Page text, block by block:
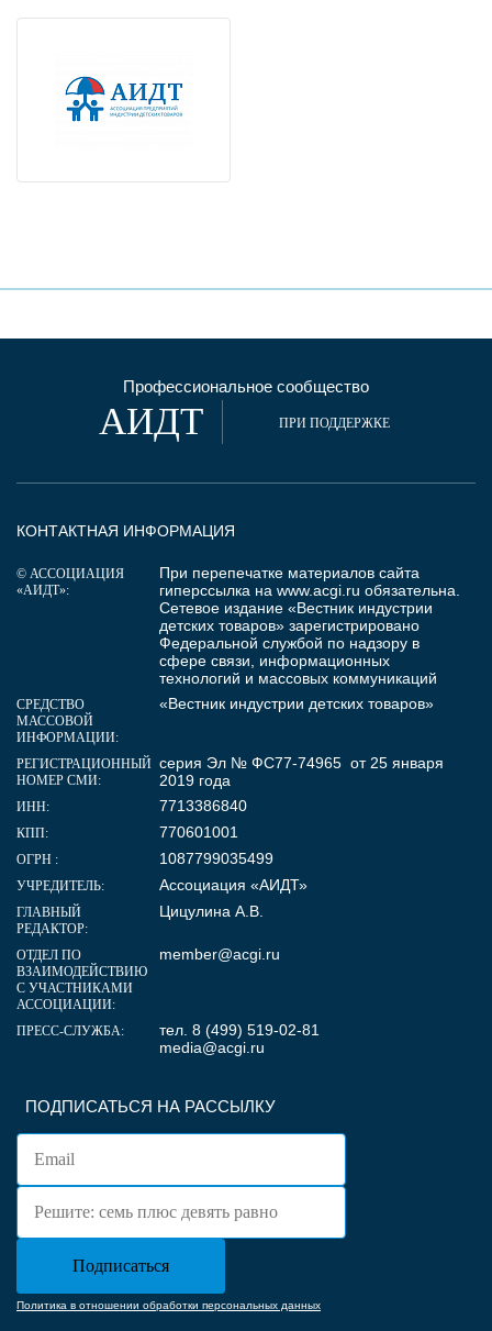
Профессиональное сообщество
АИДТ ПРИ ПОДДЕРЖКЕ
ПОДПИСАТЬСЯ НА РАССЫЛКУ
Политика в отношении обработки персональных данных
КОНТАКТНАЯ ИНФОРМАЦИЯ
© АССОЦИАЦИЯ
«АИДТ»:
При перепечатке материалов сайта
гиперссылка на www.acgi.ru обязательна.
Сетевое издание «Вестник индустрии
детских товаров» зарегистрировано
Федеральной службой по надзору в
сфере связи, информационных
технологий и массовых коммуникаций
СРЕДСТВО
МАССОВОЙ
ИНФОРМАЦИИ:
«Вестник индустрии детских товаров»
РЕГИСТРАЦИОННЫЙ
НОМЕР СМИ:
серия Эл № ФС77-74965 от 25 января
2019 года
ИНН: 7713386840
КПП: 770601001
ОГРН : 1087799035499
УЧРЕДИТЕЛЬ: Ассоциация «АИДТ»
ГЛАВНЫЙ
РЕДАКТОР:
Цицулина А.В.
ОТДЕЛ ПО
ВЗАИМОДЕЙСТВИЮ
С УЧАСТНИКАМИ
АССОЦИАЦИИ:
member@acgi.ru
ПРЕСС-СЛУЖБА:
тел. 8 (499) 519-02-81
media@acgi.ru